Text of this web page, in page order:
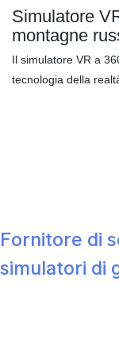
tecnologia di realtà
visivo, uditivo e
in una cabina di
un'autentica
Simulatore
montagne
Il simulatore VR a
tecnologia della
Fornitore di
simulatori di